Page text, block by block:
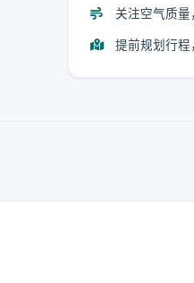
关注空气质量
提前规划行程